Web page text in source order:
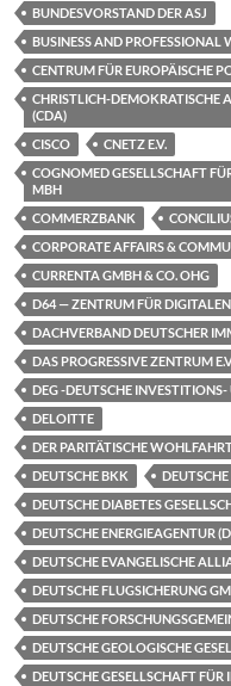
BUNDESVORSTAND DER ASJ
BUSINESS AND PROFESSIONAL
CENTRUM FÜR EUROPÄISCHE
CHRISTLICH-DEMOKRATISCHE
(CDA)
CISCO
CNETZ E.V.
COGNOMED GESELLSCHAFT
MBH
COMMERZBANK
CORPORATE AFFAIRS &
CURRENTA GMBH & CO. OHG
D64 — ZENTRUM FÜR DIGITALEN
DACHVERBAND DEUTSCHER
DAS PROGRESSIVE ZENTRUM
DEG -DEUTSCHE
DELOITTE
DER PARITÄTISCHE
DEUTSCHE BKK
DEUTSCHE DIABETES
DEUTSCHE ENERGIEAGENTUR
DEUTSCHE EVANGELISCHE
DEUTSCHE FLUGSICHERUNG
DEUTSCHE
DEUTSCHE GEOLOGISCHE
DEUTSCHE GESELLSCHAFT